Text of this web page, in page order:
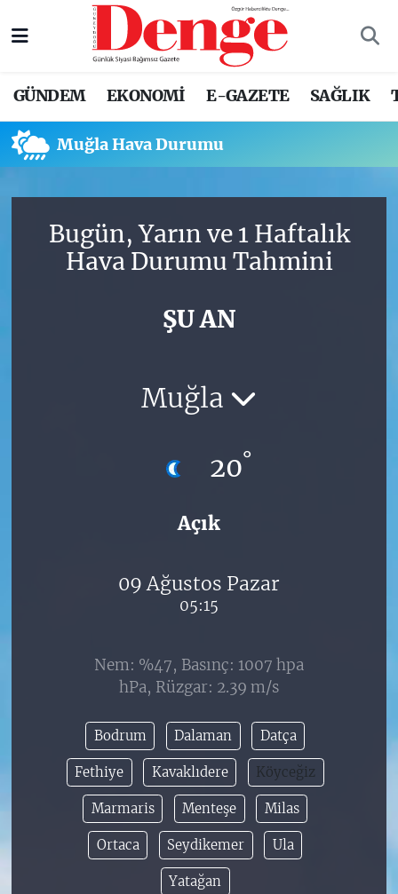
GÜNDEM EKONOMİ E-GAZETE SAĞLIK
Muğla Hava Durumu
Bugün, Yarın ve 1 Haftalık
Hava Durumu Tahmini
ŞU AN
Muğla
20°
Açık
09 Ağustos Pazar
05:15
Nem: %47, Basınç: 1007 hpa
hPa, Rüzgar: 2.39 m/s
Bodrum Dalaman Datça
Fethiye Kavaklıdere Köyceğiz
Marmaris Menteşe Milas
Ortaca Seydikemer Ula
Yatağan
Nöbetçi Eczaneler
Trafik Durumu
Süper Lig Puan Durumu ve Fikstür
Tüm Manşetler